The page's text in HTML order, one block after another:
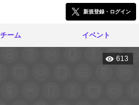
新規登録・ログイン
チーム イベント
613